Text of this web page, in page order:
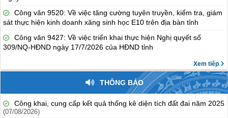
Công văn 9520: Về việc tăng cường tuyên truyền, kiểm tra, giám
sát thực hiện kinh doanh xăng sinh học E10 trên địa bàn tỉnh
Công văn 9427: Về việc triển khai thực hiện Nghị quyết số
309/NQ-HĐND ngày 17/7/2026 của HĐND tỉnh
Xem tiếp
THÔNG BÁO
Công khai, cung cấp kết quả thống kê diện tích đất đai năm 2025
(07/08/2026)